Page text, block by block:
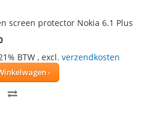
screen protector Nokia 6.1 Plus
BTW , excl. verzendkosten
VOEG